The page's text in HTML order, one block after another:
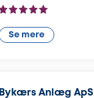
Se mere
Bykærs Anlæg ApS